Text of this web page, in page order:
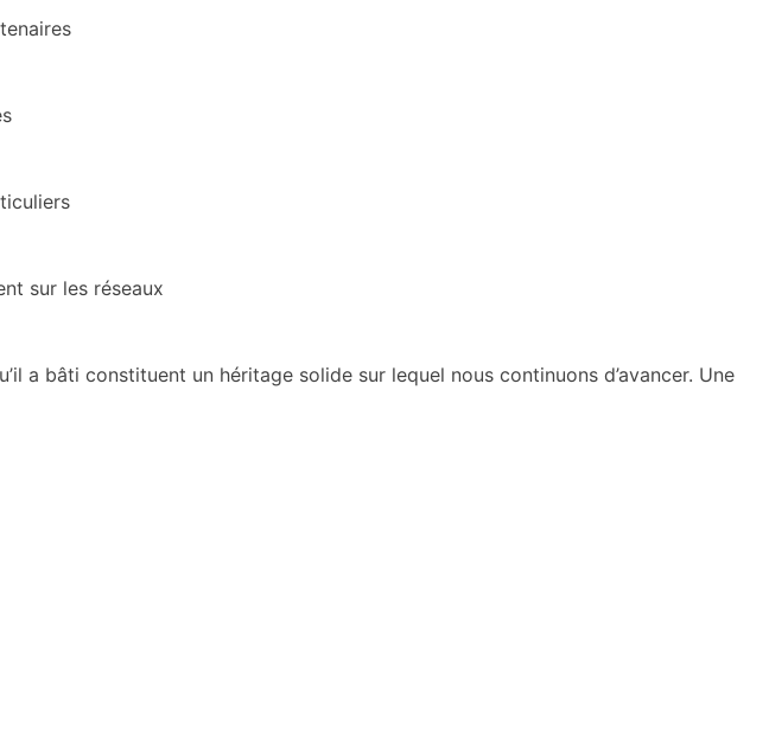
sur les réseaux
a bâti constituent un héritage solide sur lequel nous continuons d’avancer. Une